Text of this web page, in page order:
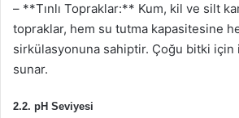
– **Tınlı Topraklar:** Kum, kil ve silt
topraklar, hem su tutma kapasitesine
sirkülasyonuna sahiptir. Çoğu bitki için
sunar.
2.2. pH Seviyesi